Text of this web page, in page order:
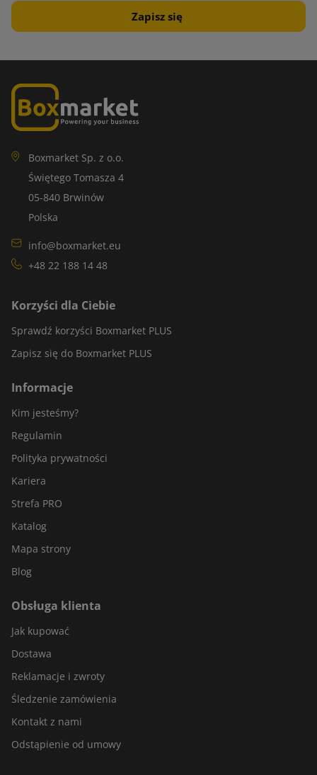
Boxmarket Sp. z o.o.
Świętego Tomasza 4
05-840 Brwinów
Polska
info@boxmarket.eu
+48 22 188 14 48
Korzyści dla Ciebie
Sprawdź korzyści Boxmarket PLUS
Zapisz się do Boxmarket PLUS
Informacje
Kim jesteśmy?
Regulamin
Polityka prywatności
Kariera
Strefa PRO
Katalog
Mapa strony
Blog
Obsługa klienta
Jak kupować
Dostawa
Reklamacje i zwroty
Śledzenie zamówienia
Kontakt z nami
Odstąpienie od umowy